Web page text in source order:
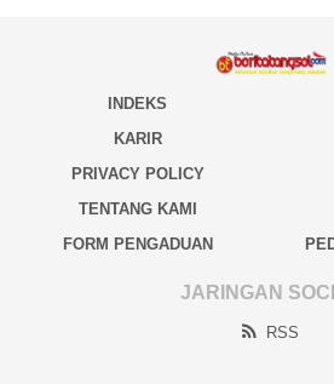
INDEKS
KARIR
PRIVACY POLICY
TENTANG KAMI
FORM PENGADUAN
JARINGAN
RSS